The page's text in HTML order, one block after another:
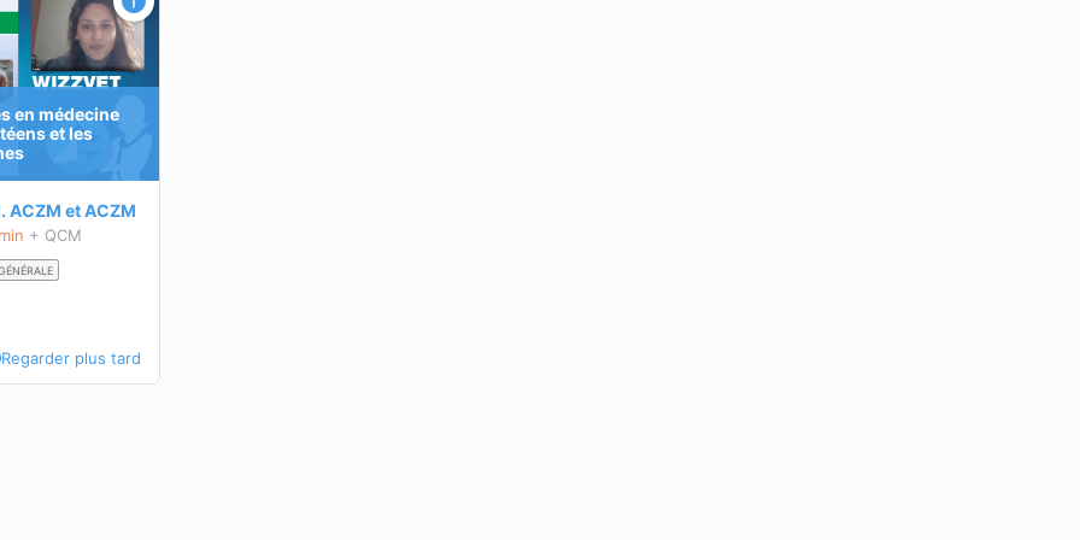
en médecine
et les
ACZM etACZM
+ QCM
Regarder plus tard